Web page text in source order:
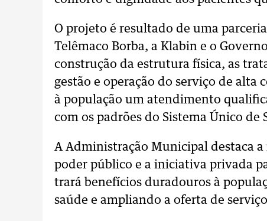
O projeto é resultado de uma
Telêmaco Borba, a Klabin e o
construção da estrutura física, as
gestão e operação do serviço de
à população um atendimento
com os padrões do Sistema Único de
A Administração Municipal destaca
poder público e a iniciativa privada
trará benefícios duradouros à
saúde e ampliando a oferta de